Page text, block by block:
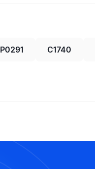
P0291 C1740